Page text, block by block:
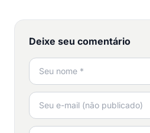
Deixe seu comentário